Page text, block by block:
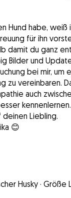
Hund habe, weiß
für ihn
damit du ganz
Bilder und
bei mir, um
zu vereinbaren.
auch
deinen Liebling.
Husky · Größe